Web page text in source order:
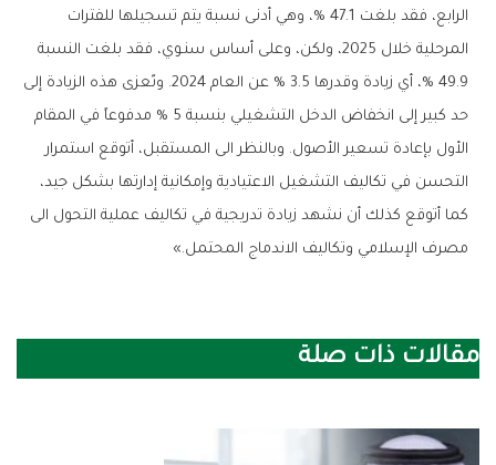
الرابع، فقد بلغت 47.1 %، وهي أدنى نسبة يتم تسجيلها للفترات
المرحلية خلال 2025، ولكن، وعلى أساس سنـوي، فقد بلغت النسبة
49.9 %، أي زيادة وقدرها 3.5 % عن العام 2024. وتًعزى هذه الزيادة إلى
حد كبير إلى انخفاض الدخل التشغيلي بنسبة 5 % مدفوعاً في المقام
الأول بإعادة تسعير الأصول. وبالنظر الى المستقبل، أتوقع استمرار
التحسن في تكاليف التشغيل الاعتيادية وإمكانية إدارتها بشكل جيد،
كما أتوقع كذلك أن نشهد زيادة تدريجية في تكاليف عملية التحول الى
مصرف الإسلامي وتكاليف الاندماج المحتمل.»
مقالات ذات صلة